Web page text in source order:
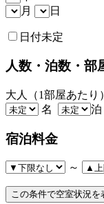
月
日
日付未定
人数・泊数・部
大人（1部屋あたり）
名
泊
宿泊料金
～